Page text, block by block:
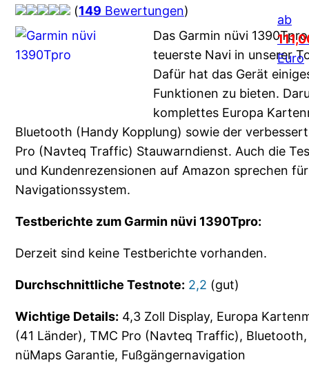
(149 Bewertungen)
ab
Euro
Das Garmin nüvi
teuerste Navi in unserer
Dafür hat das Gerät
Funktionen zu bieten.
komplettes Europa
Bluetooth (Handy Kopplung) sowie der
Pro (Navteq Traffic) Stauwarndienst. Auch die
und Kundenrezensionen auf Amazon sprechen
Navigationssystem.
Testberichte zum Garmin nüvi 1390Tpro:
Derzeit sind keine Testberichte vorhanden.
Durchschnittliche Testnote: 2,2 (gut)
Wichtige Details: 4,3 Zoll Display, Europa
(41 Länder), TMC Pro (Navteq Traffic),
nüMaps Garantie, Fußgängernavigation